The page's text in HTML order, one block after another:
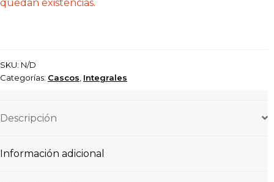
quedan existencias.
SKU: N/D
Categorías: Cascos Integrales
Descripción
Información adicional